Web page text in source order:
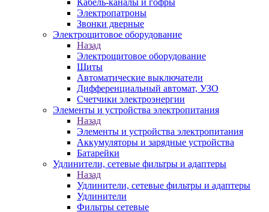
Кабель-каналы и гофры
Электропатроны
Звонки дверные
Электрощитовое оборудование
Назад
Электрощитовое оборудование
Щиты
Автоматические выключатели
Дифференциальный автомат, УЗО
Счетчики электроэнергии
Элементы и устройства электропитания
Назад
Элементы и устройства электропитания
Аккумуляторы и зарядные устройства
Батарейки
Удлинители, сетевые фильтры и адаптеры
Назад
Удлинители, сетевые фильтры и адаптеры
Удлинители
Фильтры сетевые